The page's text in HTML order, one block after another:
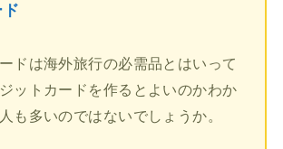
ドは海外旅行の必需品とはいって
ットカードを作るとよいのかわか
も多いのではないでしょうか。